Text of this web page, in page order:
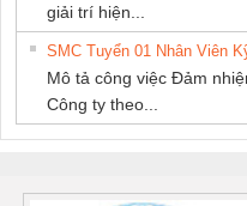
giải trí hiện...
SMC Tuyển 01 Nhân Viên
Mô tả công việc Đảm
Công ty theo...